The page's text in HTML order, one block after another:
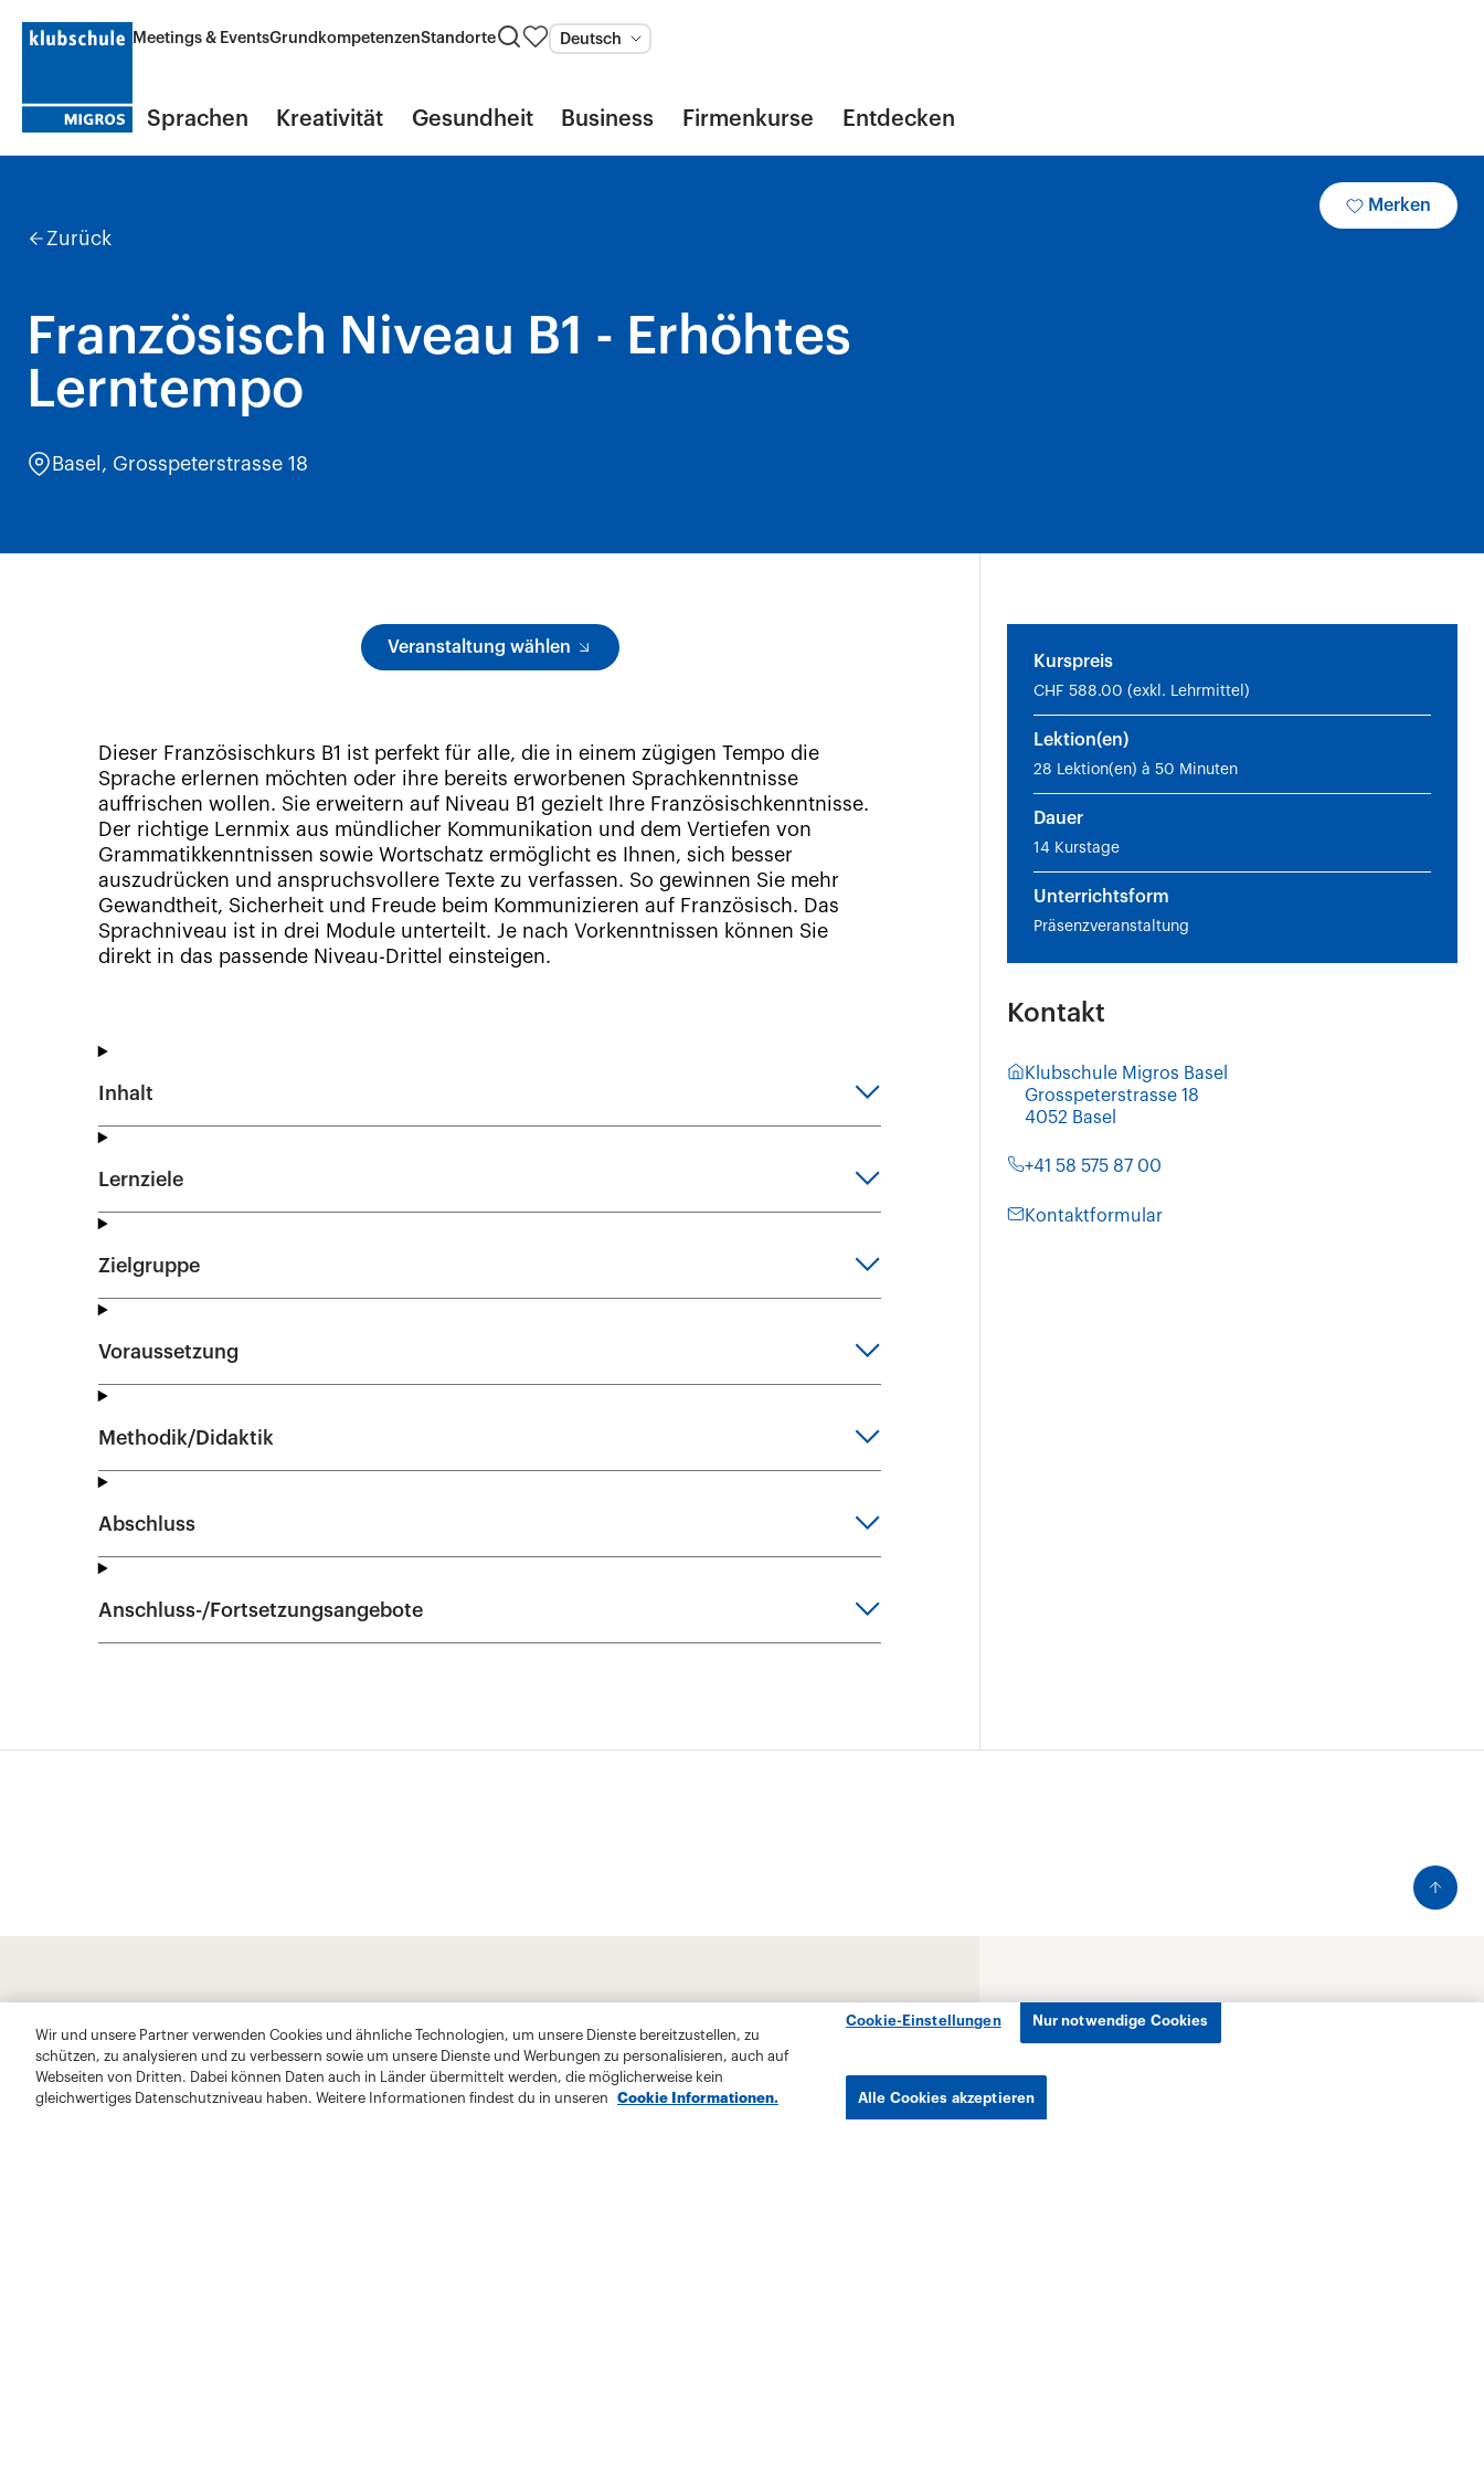
Wir und unsere Partner verwenden Cookies und ähnliche Technologien, um unsere Dienste bereitzustellen, zu
schützen, zu analysieren und zu verbessern sowie um unsere Dienste und Werbungen zu personalisieren, auch auf
Webseiten von Dritten. Dabei können Daten auch in Länder übermittelt werden, die möglicherweise kein
gleichwertiges Datenschutzniveau haben. Weitere Informationen findest du in unseren
Cookie Informationen.
Cookie-Einstellungen Nur notwendige Cookies
Alle Cookies akzeptieren